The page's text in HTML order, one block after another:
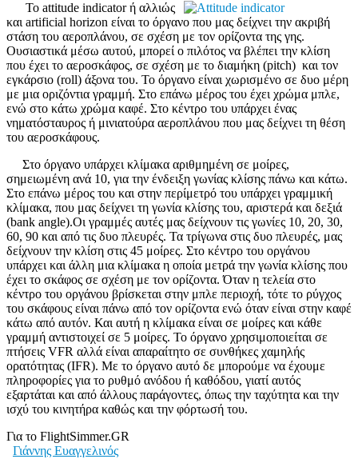
Το attitude indicator ή αλλιώς
και artificial horizon είναι το όργανο που μας δείχνει την ακριβή
στάση του αεροπλάνου, σε σχέση με τον ορίζοντα της γης.
Ουσιαστικά μέσω αυτού, μπορεί ο πιλότος να βλέπει την κλίση
που έχει το αεροσκάφος, σε σχέση με το διαμήκη (pitch) και τον
εγκάρσιο (roll) άξονα του. Το όργανο είναι χωρισμένο σε δυο μέρη
με μια οριζόντια γραμμή. Στο επάνω μέρος του έχει χρώμα μπλε,
ενώ στο κάτω χρώμα καφέ. Στο κέντρο του υπάρχει ένας
νηματόσταυρος ή μινιατούρα αεροπλάνου που μας δείχνει τη θέση
του αεροσκάφους.
Στο όργανο υπάρχει κλίμακα αριθμημένη σε μοίρες,
σημειωμένη ανά 10, για την ένδειξη γωνίας κλίσης πάνω και κάτω.
Στο επάνω μέρος του και στην περίμετρό του υπάρχει γραμμική
κλίμακα, που μας δείχνει τη γωνία κλίσης του, αριστερά και δεξιά
(bank angle).Οι γραμμές αυτές μας δείχνουν τις γωνίες 10, 20, 30,
60, 90 και από τις δυο πλευρές. Τα τρίγωνα στις δυο πλευρές, μας
δείχνουν την κλίση στις 45 μοίρες. Στο κέντρο του οργάνου
υπάρχει και άλλη μια κλίμακα η οποία μετρά την γωνία κλίσης που
έχει το σκάφος σε σχέση με τον ορίζοντα. Όταν η τελεία στο
κέντρο του οργάνου βρίσκεται στην μπλε περιοχή, τότε το ρύγχος
του σκάφους είναι πάνω από τον ορίζοντα ενώ όταν είναι στην καφέ
κάτω από αυτόν. Και αυτή η κλίμακα είναι σε μοίρες και κάθε
γραμμή αντιστοιχεί σε 5 μοίρες. Το όργανο χρησιμοποιείται σε
πτήσεις VFR αλλά είναι απαραίτητο σε συνθήκες χαμηλής
ορατότητας (IFR). Με το όργανο αυτό δε μπορούμε να έχουμε
πληροφορίες για το ρυθμό ανόδου ή καθόδου, γιατί αυτός
εξαρτάται και από άλλους παράγοντες, όπως την ταχύτητα και την
ισχύ του κινητήρα καθώς και την φόρτωσή του.
Για το FlightSimmer.GR
Γιάννης Ευαγγελινός